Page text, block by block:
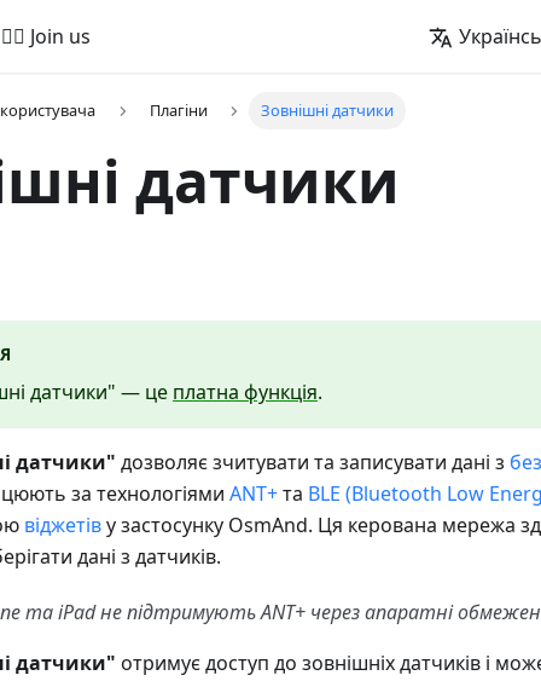
🚵‍♂️ Join us
Плагіни Зовнішні датчики
датчики
датчики" — це платна функція.
датчики" дозволяє зчитувати та записувати дані з
за технологіями ANT+та BLE (Bluetooth Low
віджетіву застосунку OsmAnd. Ця керована мережа
дані з датчиків.
та iPad не підтримують ANT+ через апаратні
датчики" отримує доступ до зовнішніх датчиків і